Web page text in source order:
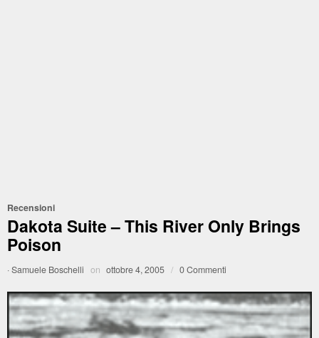
Recensioni
Dakota Suite – This River Only Brings
Poison
·Samuele Boschelli on ottobre 4, 2005 / 0 Commenti